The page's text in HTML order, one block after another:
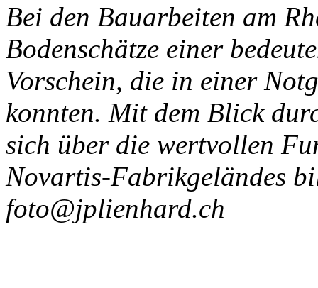
Bei den Bauarbeiten am
Bodenschätze einer
Vorschein, die in einer
konnten. Mit dem Blick
sich über die wertvollen
Novartis-Fabrikgeländes
foto@jplienhard.ch